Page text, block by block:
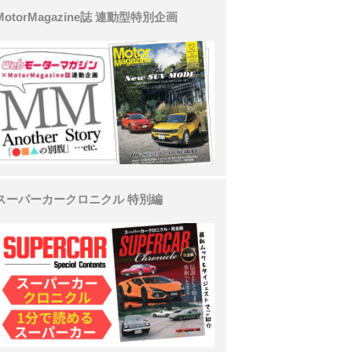
誌 連動型特別企画
ーパーカークロニクル 特別編